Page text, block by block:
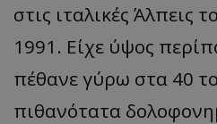
στις ιταλικές Άλπεις
1991. Είχε ύψος
πέθανε γύρω στα 40
πιθανότατα